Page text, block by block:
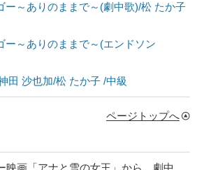
ー～ありのままで～(劇中歌)/松 たか子
ー～ありのままで～(エンドソン
田 沙也加/松 たか子 /中級
ページトップへ
映画「アナと雪の女王」から、劇中